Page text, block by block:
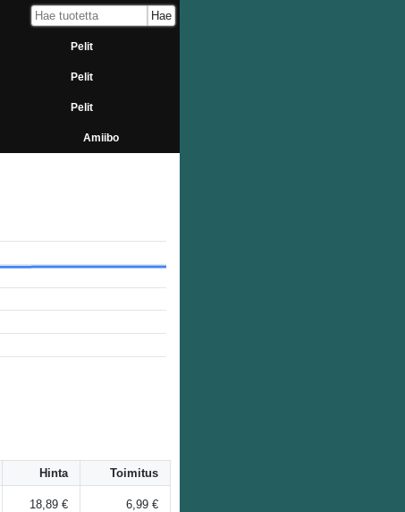
Pelit
Pelit
Pelit
Amiibo
Hinta Toimitus
18,89 € 6,99 €